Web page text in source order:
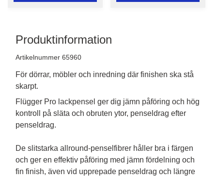
Produktinformation
Artikelnummer 65960
För dörrar, möbler och inredning där finishen ska stå
skarpt.
Flügger Pro lackpensel ger dig jämn påföring och hög
kontroll på släta och obruten ytor, penseldrag efter
penseldrag.
De slitstarka allround-penselfibrer håller bra i färgen
och ger en effektiv påföring med jämn fördelning och
fin finish, även vid upprepade penseldrag och längre